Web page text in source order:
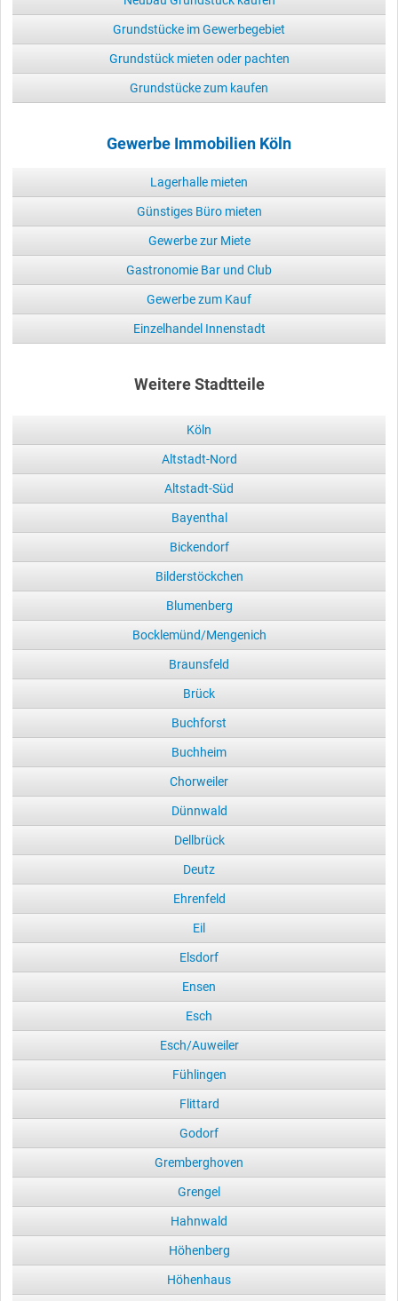
Grundstücke im Gewerbegebiet
Grundstück mieten oder pachten
Grundstücke zum kaufen
Gewerbe Immobilien Köln
Lagerhalle mieten
Günstiges Büro mieten
Gewerbe zur Miete
Gastronomie Bar und Club
Gewerbe zum Kauf
Einzelhandel Innenstadt
Weitere Stadtteile
Köln
Altstadt-Nord
Altstadt-Süd
Bayenthal
Bickendorf
Bilderstöckchen
Blumenberg
Bocklemünd/Mengenich
Braunsfeld
Brück
Buchforst
Buchheim
Chorweiler
Dünnwald
Dellbrück
Deutz
Ehrenfeld
Eil
Elsdorf
Ensen
Esch
Esch/Auweiler
Fühlingen
Flittard
Godorf
Gremberghoven
Grengel
Hahnwald
Höhenberg
Höhenhaus